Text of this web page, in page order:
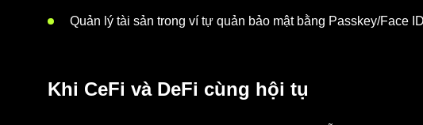
Quản lý tài sản trong ví tự quản bảo mật bằng Passkey/Face
Khi CeFi và DeFi cùng hội tụ